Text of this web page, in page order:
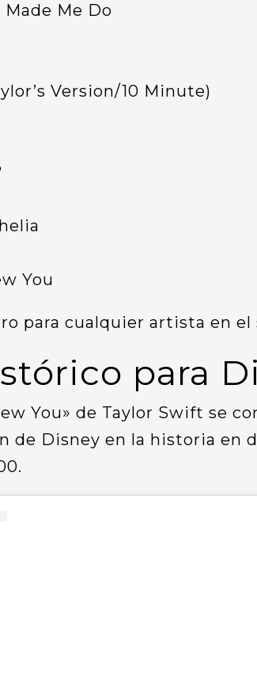
Me Do
Version/10 Minute)
You
para cualquier artista en el
para
You» de Taylor Swift se
de Disney en la historia en